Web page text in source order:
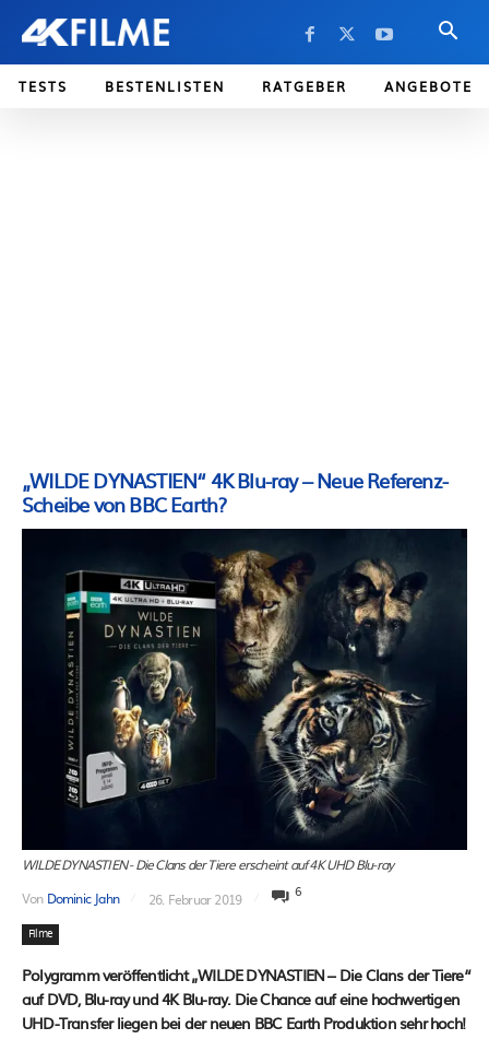
TESTS BESTENLISTEN RATGEBER ANGEBOTE
„WILDE DYNASTIEN“ 4K Blu-ray – Neue Referenz-
Scheibe von BBC Earth?
WILDE DYNASTIEN - Die Clans der Tiere erscheint auf 4K UHD Blu-ray
Von Dominic Jahn 26. Februar 2019 6
Filme
Polygramm veröffentlicht „WILDE DYNASTIEN – Die Clans der Tiere“
auf DVD, Blu-ray und 4K Blu-ray. Die Chance auf eine hochwertigen
UHD-Transfer liegen bei der neuen BBC Earth Produktion sehr hoch!